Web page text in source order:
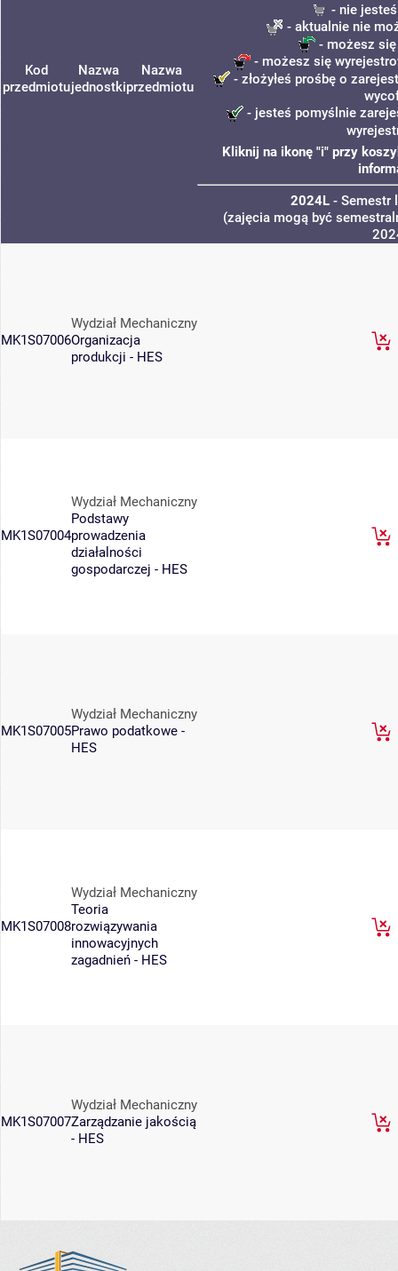
Kod
przedmiotu
Nazwa
jednostki
Nazwa
przedmiotu
- nie
- aktualnie nie
- możesz
- możesz się
- złożyłeś prośbę o
- jesteś pomyślnie
Kliknij na ikonę "i" przy
2024L- Semestr
(zajęcia mogą być
MK1S07006
Wydział Mechaniczny
Organizacja
produkcji - HES
MK1S07004
Wydział Mechaniczny
Podstawy
prowadzenia
działalności
gospodarczej - HES
MK1S07005
Wydział Mechaniczny
Prawo podatkowe -
HES
MK1S07008
Wydział Mechaniczny
Teoria
rozwiązywania
innowacyjnych
zagadnień - HES
MK1S07007
Wydział Mechaniczny
Zarządzanie jakością
- HES